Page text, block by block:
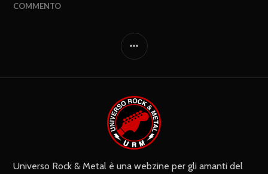
COMMENTO
Universo Rock & Metal è una webzine per gli amanti del